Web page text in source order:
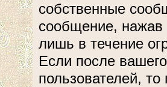
собственные
сообщение, нажав
лишь в течение
Если после
пользователей,